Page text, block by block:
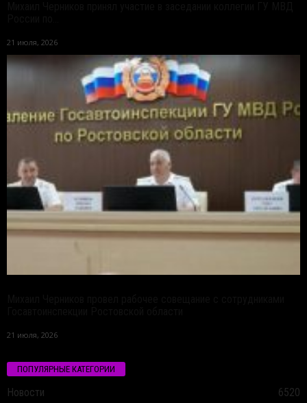
21 июля, 2026
21 июля, 2026
ПОПУЛЯРНЫЕ КАТЕГОРИИ
Новости 6520